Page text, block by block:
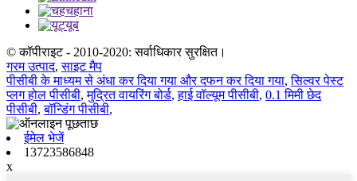
© कॉपीराइट - 2010-2020: सर्वाधिकार सुरक्षित।
गरम उत्पाद,साइट मैप
पीसीबी के माध्यम से अंधा कर दिया गया और दफन कर दिया गया,सिल्वर पेस्ट
प्लग होल पीसीबी,मुद्रित वायरिंग बोर्ड,हाई वॉल्यूम पीसीबी, 0.1 मिमी छेद
पीसीबी,बॉन्डिंग पीसीबी,
ईमेल भेजें
13723586848
x